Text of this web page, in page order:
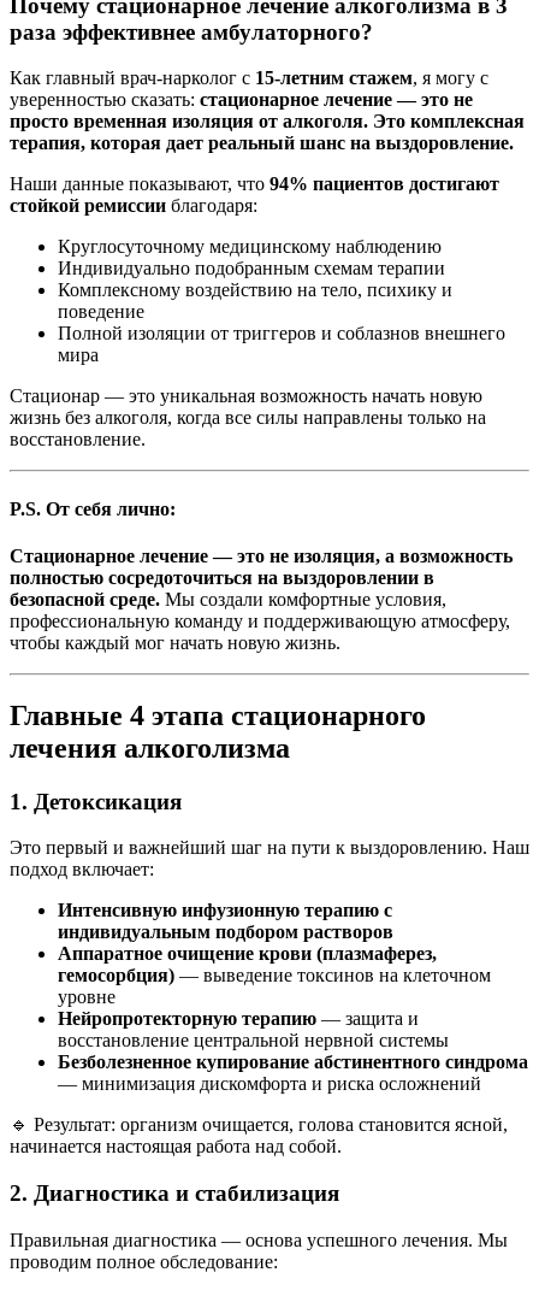
раза эффективнее амбулаторного?
Как главный врач-нарколог с 15-летним стажем, я могу с
уверенностью сказать: стационарное лечение — это не
просто временная изоляция от алкоголя. Это комплексная
терапия, которая дает реальный шанс на выздоровление.
Наши данные показывают, что 94% пациентов достигают
стойкой ремиссии благодаря:
Круглосуточному медицинскому наблюдению
Индивидуально подобранным схемам терапии
Комплексному воздействию на тело, психику и
поведение
Полной изоляции от триггеров и соблазнов внешнего
мира
Стационар — это уникальная возможность начать новую
жизнь без алкоголя, когда все силы направлены только на
восстановление.
P.S. От себя лично:
Стационарное лечение — это не изоляция, а возможность
полностью сосредоточиться на выздоровлении в
безопасной среде. Мы создали комфортные условия,
профессиональную команду и поддерживающую атмосферу,
чтобы каждый мог начать новую жизнь.
Главные 4 этапа стационарного
лечения алкоголизма
1. Детоксикация
Это первый и важнейший шаг на пути к выздоровлению. Наш
подход включает:
Интенсивную инфузионную терапию с
индивидуальным подбором растворов
Аппаратное очищение крови (плазмаферез,
гемосорбция) — выведение токсинов на клеточном
уровне
Нейропротекторную терапию — защита и
восстановление центральной нервной системы
Безболезненное купирование абстинентного синдрома
— минимизация дискомфорта и риска осложнений
🔹 Результат: организм очищается, голова становится ясной,
начинается настоящая работа над собой.
2. Диагностика и стабилизация
Правильная диагностика — основа успешного лечения. Мы
проводим полное обследование: